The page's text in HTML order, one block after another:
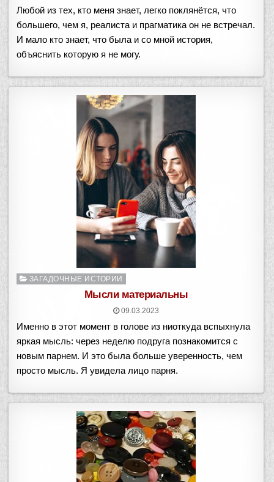
Любой из тех, кто меня знает, легко поклянётся, что
большего, чем я, реалиста и прагматика он не встречал.
И мало кто знает, что была и со мной история,
объяснить которую я не могу.
Опубликовано
ЗАГАДОЧНЫЕ ИСТОРИИ
Мысли материальны
09.03.2023
Именно в этот момент в голове из ниоткуда вспыхнула
яркая мысль: через неделю подруга познакомится с
новым парнем. И это была больше уверенность, чем
просто мысль. Я увидела лицо парня.